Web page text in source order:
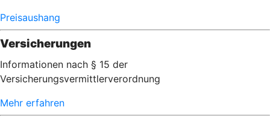
Preisaushang
Versicherungen
Informationen nach § 15 der
Versicherungsvermittlerverordnung
Mehr erfahren